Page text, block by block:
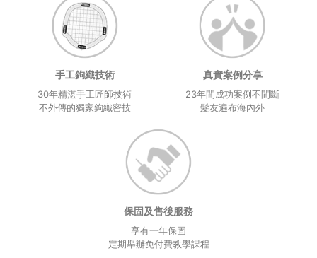
手工鉤織技術
30年精湛手工匠師技術
不外傳的獨家鉤織密技
真實案例分享
23年間成功案例不間斷
髮友遍布海內外
保固及售後服務
享有一年保固
定期舉辦免付費教學課程